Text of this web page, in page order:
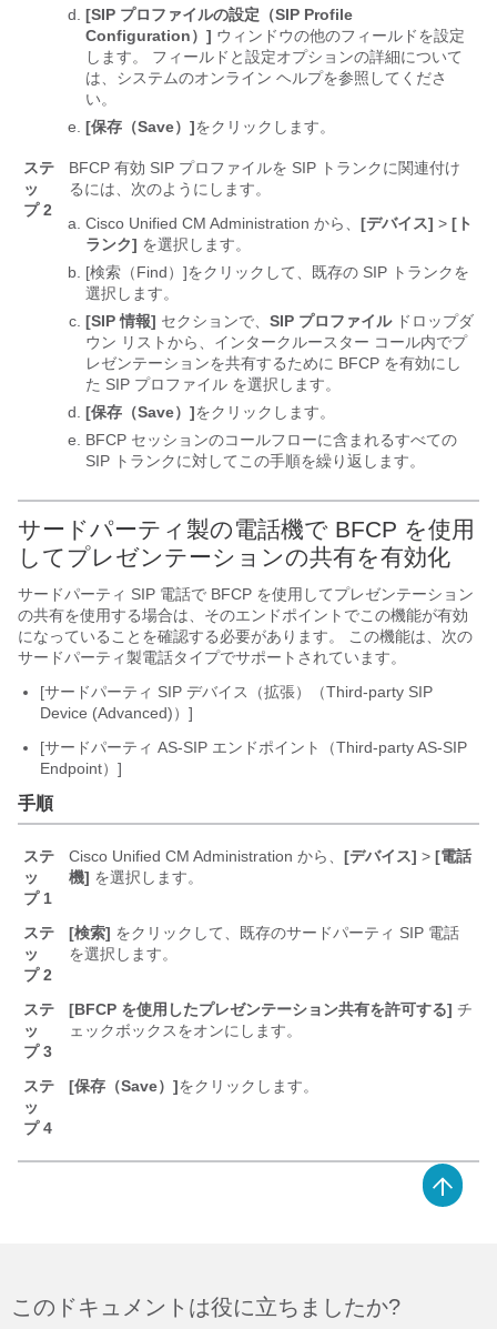
[SIP プロファイルの設定（SIP Profile
Configuration）] ウィンドウの他のフィールドを設定
します。 フィールドと設定オプションの詳細について
は、システムのオンライン ヘルプを参照してくださ
い。
[保存（Save）]をクリックします。
ステ
ッ
プ 2
BFCP 有効 SIP プロファイルを SIP トランクに関連付け
るには、次のようにします。
Cisco Unified CM Administration から、 [デバイス] > [ト
ランク] を選択します。
[検索（Find）]をクリックして、既存の SIP トランクを
選択します。
[SIP 情報] セクションで、 SIP プロファイルドロップダ
ウン リストから、インタークルースター コール内でプ
レゼンテーションを共有するために BFCP を有効にし
た SIP プロファイル を選択します。
[保存（Save）]をクリックします。
BFCP セッションのコールフローに含まれるすべての
SIP トランクに対してこの手順を繰り返します。
サードパーティ製の電話機で BFCP を使用
してプレゼンテーションの共有を有効化
サードパーティ SIP 電話で BFCP を使用してプレゼンテーション
の共有を使用する場合は、そのエンドポイントでこの機能が有効
になっていることを確認する必要があります。 この機能は、次の
サードパーティ製電話タイプでサポートされています。
[サードパーティ SIP デバイス（拡張）（Third-party SIP
Device (Advanced)）]
[サードパーティ AS-SIP エンドポイント（Third-party AS-SIP
Endpoint）]
手順
ステ
ッ
プ 1
Cisco Unified CM Administration から、 [デバイス] > [電話
機] を選択します。
ステ
ッ
プ 2
[検索] をクリックして、既存のサードパーティ SIP 電話
を選択します。
ステ
ッ
プ 3
[BFCP を使用したプレゼンテーション共有を許可する] チ
ェックボックスをオンにします。
ステ
ッ
プ 4
[保存（Save）]をクリックします。
このドキュメントは役に立ちましたか?